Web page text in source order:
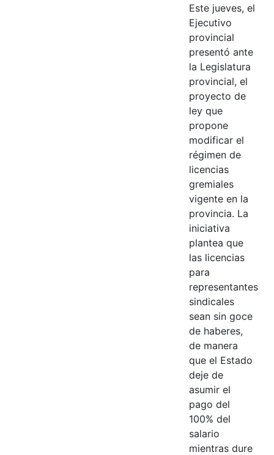
Este jueves, el
Ejecutivo
provincial
presentó ante
la Legislatura
provincial, el
proyecto de
ley que
propone
modificar el
régimen de
licencias
gremiales
vigente en la
provincia. La
iniciativa
plantea que
las licencias
para
representantes
sindicales
sean sin goce
de haberes,
de manera
que el Estado
deje de
asumir el
pago del
100% del
salario
mientras dure